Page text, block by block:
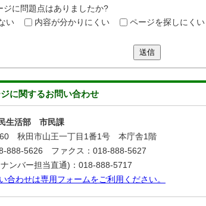
ジに問題点はありましたか?
い
内容が分かりにくい
ページを探しにくい
送信
に関するお問い合わせ
生活部 市民課
秋田市山王一丁目1番1号 本庁舎1階
888-5626 ファクス：018-888-5627
ンバー担当直通)：018-888-5717
合わせは専用フォームをご利用ください。